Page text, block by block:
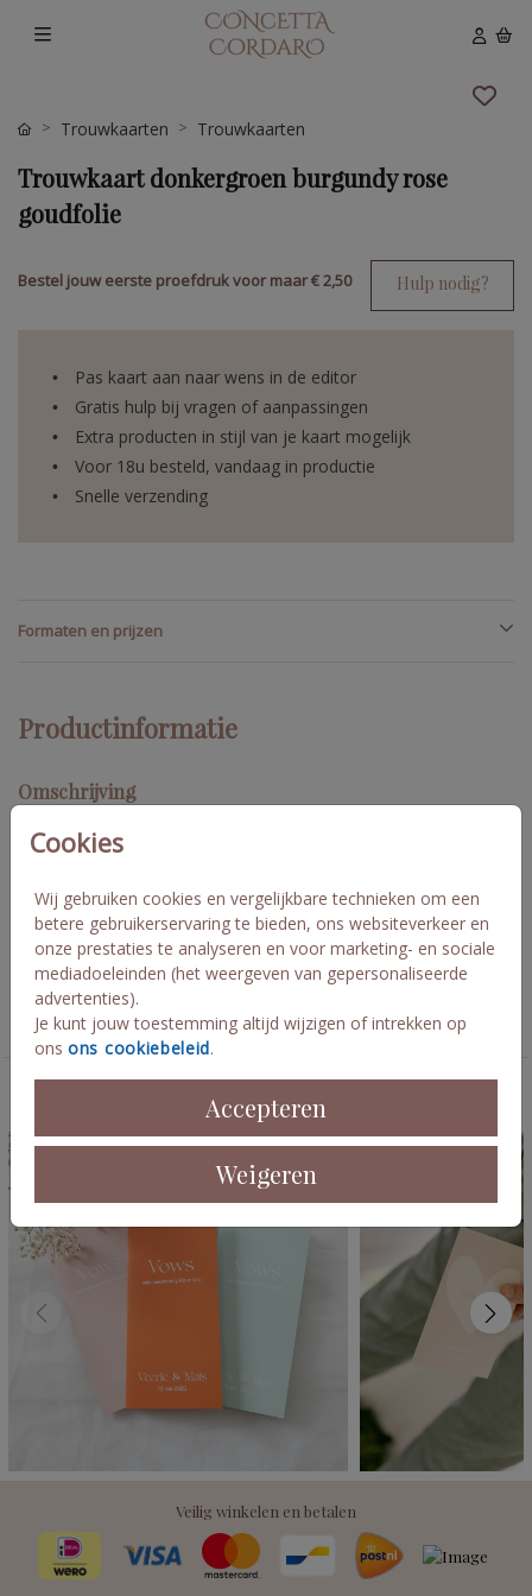
Cookies
Wij gebruiken cookies en vergelijkbare technieken om een
betere gebruikerservaring te bieden, ons websiteverkeer en
onze prestaties te analyseren en voor marketing- en sociale
mediadoeleinden (het weergeven van gepersonaliseerde
advertenties).
Je kunt jouw toestemming altijd wijzigen of intrekken op
ons ons cookiebeleid.
Accepteren
Weigeren
Trouwkaarten Trouwkaarten
Trouwkaart donkergroen burgundy rose
goudfolie
Bestel jouw eerste proefdruk voor maar€ 2,50 Hulp nodig?
Pas kaart aan naar wens in de editor
Gratis hulp bij vragen of aanpassingen
Extra producten in stijl van je kaart mogelijk
Voor 18u besteld, vandaag in productie
Snelle verzending
Formaten en prijzen
Productinformatie
Omschrijving
Chique trouwkaart in donkergroen met bordeaux rozen
kleurstelling met goudfolie. De bloemen geven extra stijlvolle
kalkpapier omslag met bordeaux bloemprint! Burgundy rose
Rachel en Abhi Foto: Capture that elopement
Collectie
Trouwkaarten
Deze kaarten vind je misschien ook leuk
Veilig winkelen en betalen